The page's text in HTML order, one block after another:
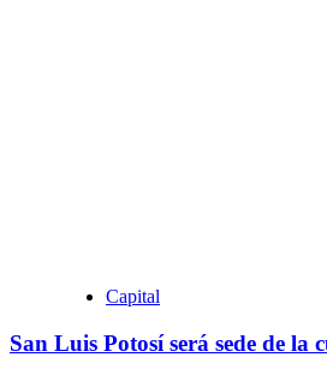
Capital
San Luis Potosí será sede de